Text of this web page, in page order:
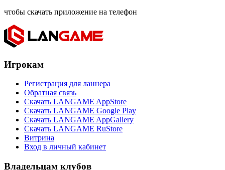
чтобы скачать приложение на телефон
Игрокам
Регистрация для ланнера
Обратная связь
Скачать LANGAME AppStore
Скачать LANGAME Google Play
Скачать LANGAME AppGallery
Скачать LANGAME RuStore
Витрина
Вход в личный кабинет
Владельцам клубов